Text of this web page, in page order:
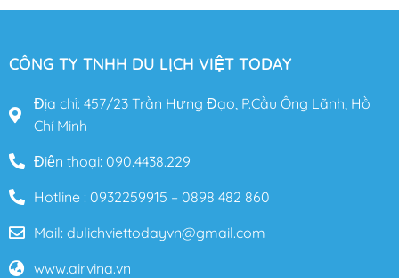
CÔNG TY TNHH DU LỊCH VIỆT TODAY
Địa chỉ: 457/23 Trần Hưng Đạo, P.Cầu Ông Lãnh, Hồ
Chí Minh
Điện thoại: 090.4438.229
Hotline : 0932259915 – 0898 482 860
Mail: dulichviettodayvn@gmail.com
www.airvina.vn